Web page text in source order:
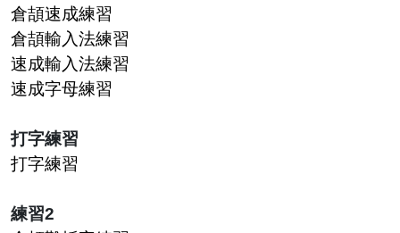
倉頡速成練習
倉頡輸入法練習
速成輸入法練習
速成字母練習
打字練習
打字練習
練習2